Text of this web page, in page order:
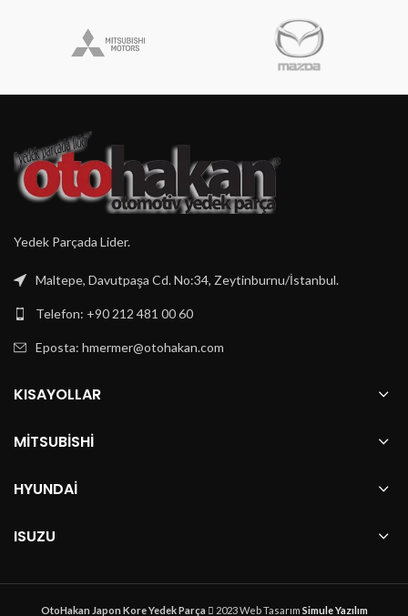
Yedek Parçada Lider.
Maltepe, Davutpaşa Cd. No:34, Zeytinburnu/İstanbul.
Telefon: +90 212 481 00 60
Eposta: hmermer@otohakan.com
KISAYOLLAR
MITSUBISHI
HYUNDAI
ISUZU
OtoHakan Japon Kore Yedek Parça 2023 Web Tasarım Simule Yazılım